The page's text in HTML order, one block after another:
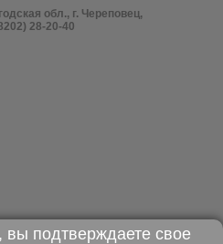
обл., г. Череповец,
28-20-40
вы подтверждаете свое